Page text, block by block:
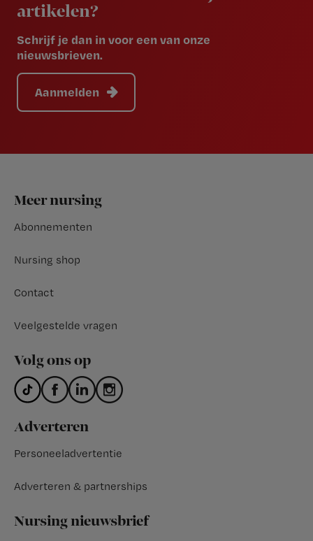
artikelen?
Schrijf je dan in voor een van onze
nieuwsbrieven.
Aanmelden
Footer
Meer nursing
Abonnementen
Nursing shop
Contact
Veelgestelde vragen
Volg ons op
Adverteren
Personeeladvertentie
Adverteren & partnerships
Nursing nieuwsbrief